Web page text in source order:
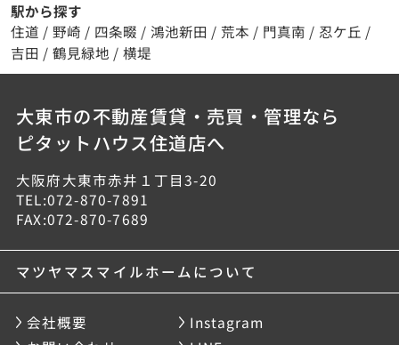
駅から探す
住道 / 野崎 / 四条畷 / 鴻池新田 / 荒本 / 門真南 / 忍ケ丘 /
吉田 / 鶴見緑地 / 横堤
大東市の不動産賃貸・売買・管理なら
ピタットハウス住道店へ
大阪府大東市赤井１丁目3-20
TEL:072-870-7891
FAX:072-870-7689
マツヤマスマイルホームについて
会社概要
Instagram